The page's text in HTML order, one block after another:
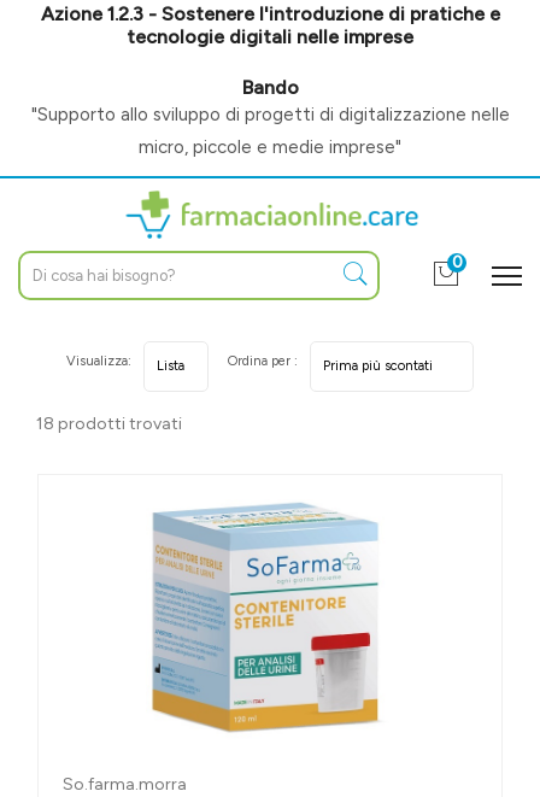
Azione 1.2.3 - Sostenere l'introduzione di pratiche e
tecnologie digitali nelle imprese
Bando
"Supporto allo sviluppo di progetti di digitalizzazione nelle
micro, piccole e medie imprese"
0
18 prodotti trovati
Visualizza: Ordina per :
So.farma.morra